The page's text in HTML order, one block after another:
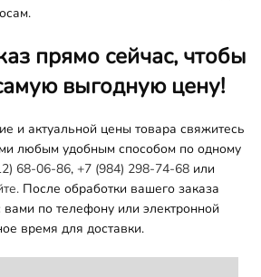
прямо сейчас, чтобы
выгодную цену!
и актуальной цены товара свяжитесь
любым удобным способом по одному
68-06-86, +7 (984) 298-74-68 или
После обработки вашего заказа
по телефону или электронной
время для доставки.